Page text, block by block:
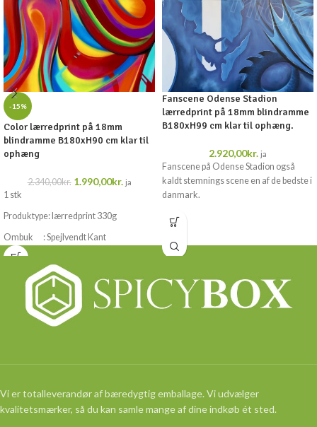
-15%
Color lærredprint på 18mm
blindramme B180xH90 cm klar til
ophæng
2.340,00kr. 1.990,00kr. ja
1 stk
Produktype: lærredprint 330g
Ombuk : Spejlvendt Kant
Fanscene Odense Stadion
lærredprint på 18mm blindramme
B180xH99 cm klar til ophæng.
2.920,00kr. ja
Fanscene på Odense Stadion også
kaldt stemnings scene en af de bedste i
danmark.
Vi er totalleverandør af bæredygtig emballage. Vi udvælger
kvalitetsmærker, så du kan samle mange af dine indkøb ét sted.